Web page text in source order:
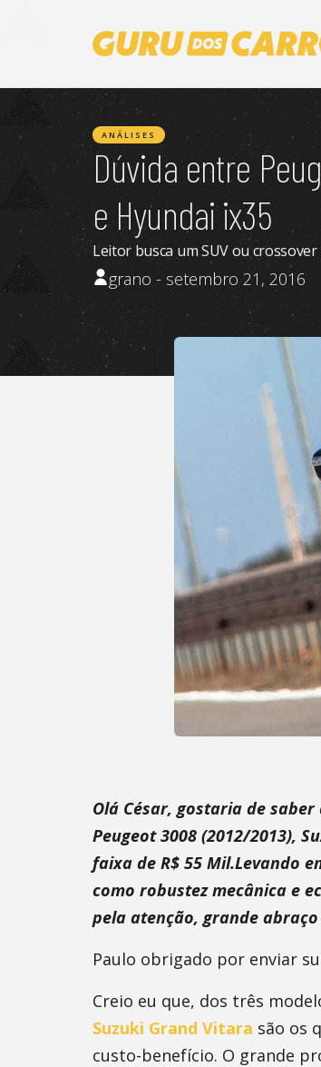
ANÁLISES
Dúvida entre
e Hyundai ix35
Leitor busca um SUV ou
grano - setembro 21, 2016
Olá César, gostaria de saber
Peugeot 3008 (2012/2013),
faixa de R$ 55 Mil.Levando
como robustez mecânica e
pela atenção, grande abraço
Paulo obrigado por enviar
Creio eu que, dos três
Suzuki Grand Vitara são os
custo-benefício. O grande